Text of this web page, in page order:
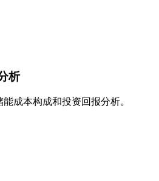
析
成本构成和投资回报分析。